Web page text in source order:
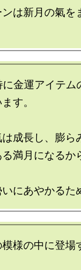
は新月の氣を
金運アイテム
す。
成長し、膨ら
満月になるか
様の中に登場